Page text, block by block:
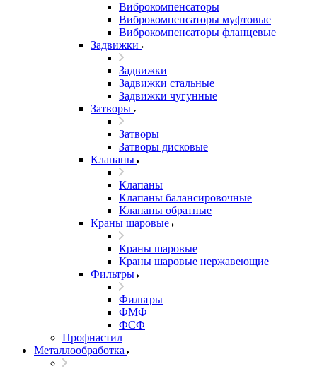
Виброкомпенсаторы
Виброкомпенсаторы муфтовые
Виброкомпенсаторы фланцевые
Задвижки
Задвижки
Задвижки стальные
Задвижки чугунные
Затворы
Затворы
Затворы дисковые
Клапаны
Клапаны
Клапаны балансировочные
Клапаны обратные
Краны шаровые
Краны шаровые
Краны шаровые нержавеющие
Фильтры
Фильтры
ФМФ
ФСФ
Профнастил
Металлообработка